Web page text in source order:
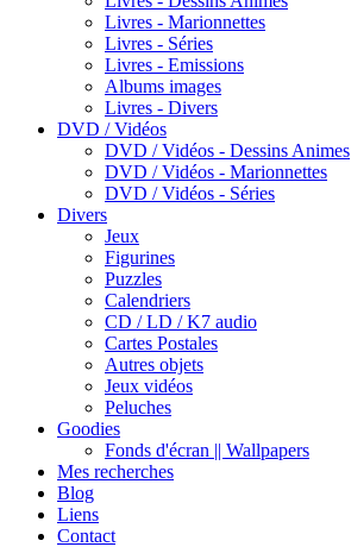
Livres - Marionnettes
Livres - Séries
Livres - Emissions
Albums images
Livres - Divers
DVD / Vidéos
DVD / Vidéos - Dessins Animes
DVD / Vidéos - Marionnettes
DVD / Vidéos - Séries
Divers
Jeux
Figurines
Puzzles
Calendriers
CD / LD / K7 audio
Cartes Postales
Autres objets
Jeux vidéos
Peluches
Goodies
Fonds d'écran || Wallpapers
Mes recherches
Blog
Liens
Contact